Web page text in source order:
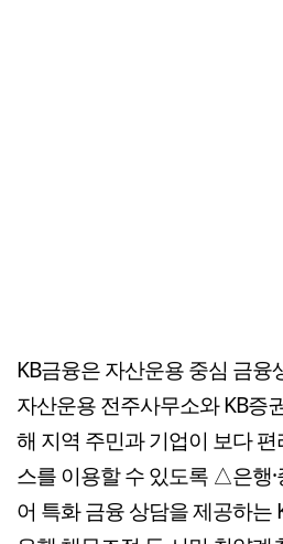
KB금융은 자산운용 중심 금융
자산운용 전주사무소와 KB증
해 지역 주민과 기업이 보다
스를 이용할 수 있도록 △은행
어 특화 금융 상담을 제공하